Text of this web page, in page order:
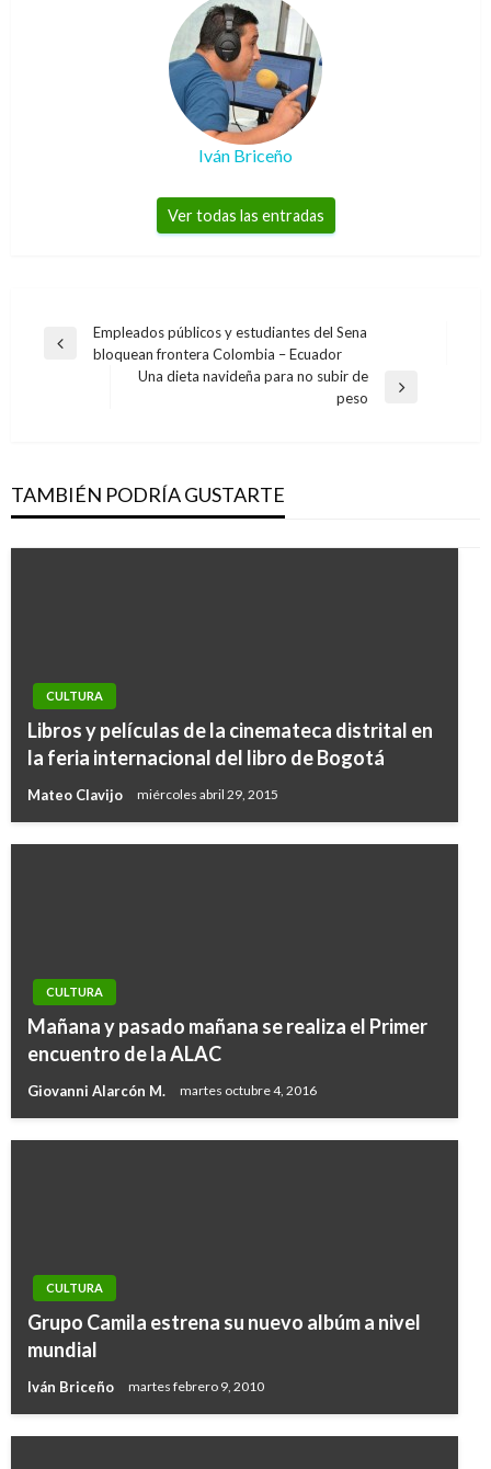
Iván Briceño
Ver todas las entradas
Navegación
Entrada
Empleados públicos y estudiantes del Sena
bloquean frontera Colombia – Ecuador
Una dieta navideña para no subir de
peso
TAMBIÉN PODRÍA GUSTARTE
CULTURA
Libros y películas de la cinemateca distrital en
la feria internacional del libro de Bogotá
Mateo Clavijo miércoles abril 29, 2015
CULTURA
Mañana y pasado mañana se realiza el Primer
encuentro de la ALAC
Giovanni Alarcón M. martes octubre 4, 2016
CULTURA
Grupo Camila estrena su nuevo albúm a nivel
mundial
Iván Briceño martes febrero 9, 2010